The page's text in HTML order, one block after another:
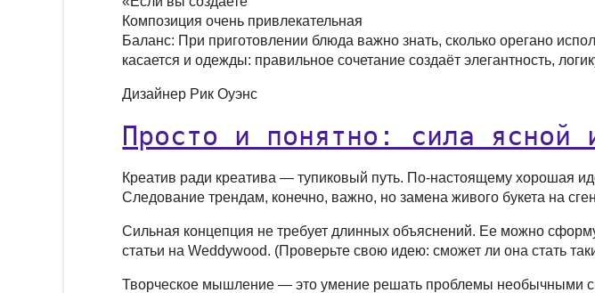
Композиция очень привлекательная
Баланс: При приготовлении блюда важно знать, сколько орегано
касается и одежды: правильное сочетание создаёт элегантность,
Дизайнер Рик Оуэнс
Просто и понятно: сила ясной
Креатив ради креатива — тупиковый путь. По-настоящему хорошая
Следование трендам, конечно, важно, но замена живого букета на
Сильная концепция не требует длинных объяснений. Ее можно
статьи на Weddywood. (Проверьте свою идею: сможет ли она стать
Творческое мышление — это умение решать проблемы необычными